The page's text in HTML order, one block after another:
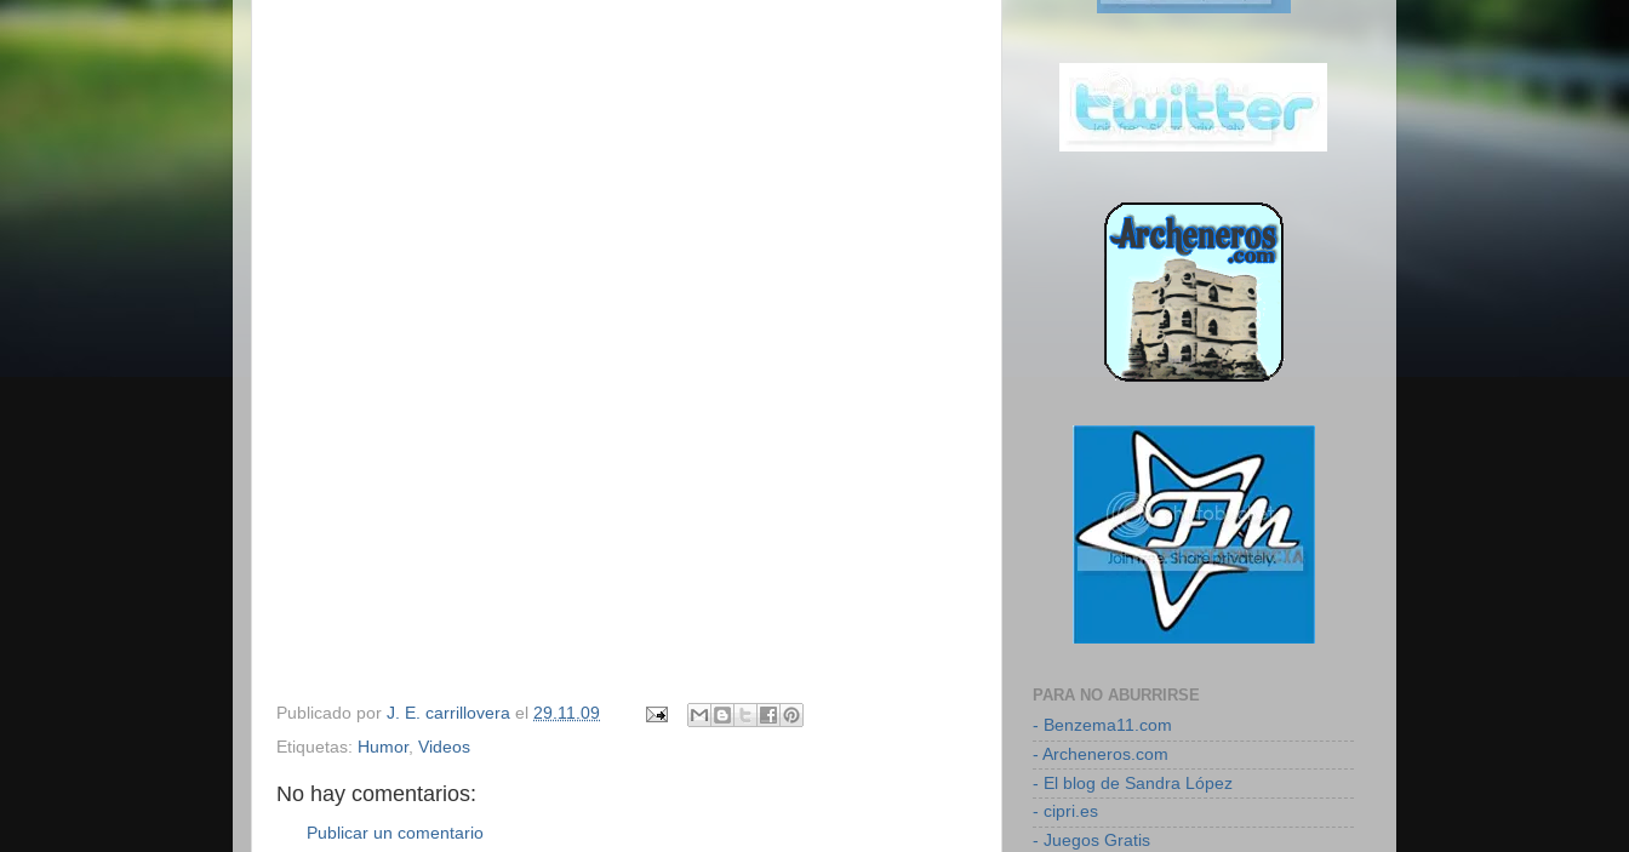
Publicado por J. E. carrillovera el 29.11.09
Etiquetas: Humor, Videos
No hay comentarios:
Publicar un comentario
PARA NO ABURRIRSE
- Benzema11.com
- Archeneros.com
- El blog de Sandra López
- cipri.es
- Juegos Gratis